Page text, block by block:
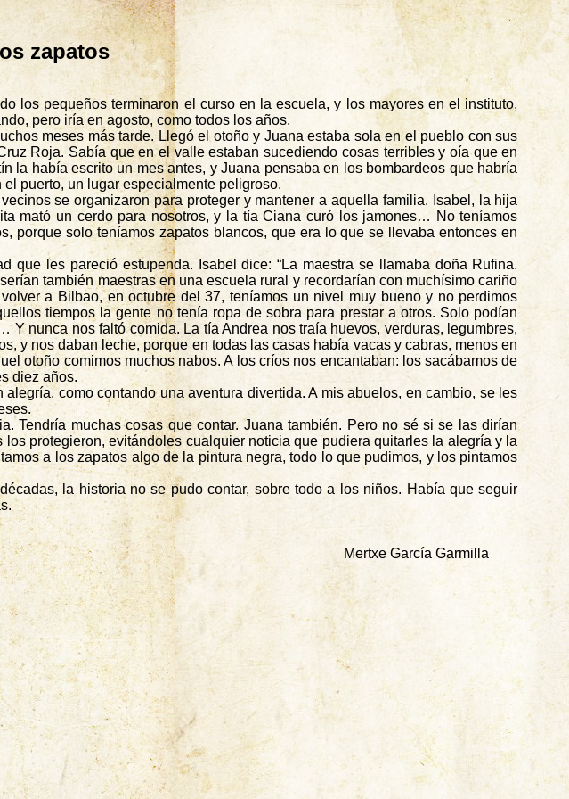
zapatos
los pequeños terminaron el curso en la escuela, y los mayores en el instituto,
pero iría en agosto, como todos los años.
meses más tarde. Llegó el otoño y Juana estaba sola en el pueblo con sus
Roja. Sabía que en el valle estaban sucediendo cosas terribles y oía que en
la había escrito un mes antes, y Juana pensaba en los bombardeos que habría
puerto, un lugar especialmente peligroso.
se organizaron para proteger y mantener a aquella familia. Isabel, la hija
mató un cerdo para nosotros, y la tíaCiana curó los jamones… No teníamos
porque solo teníamos zapatos blancos, que era lo que se llevaba entonces en
que les pareció estupenda. Isabel dice: “La maestra se llamaba doña Rufina.
también maestras en una escuela rural y recordarían con muchísimo cariño
a Bilbao, en octubre del 37, teníamos un nivel muy bueno y no perdimos
tiempos la gente no tenía ropa de sobra para prestar a otros. Solo podían
Y nunca nos faltó comida. La tía Andrea nos traía huevos, verduras, legumbres,
y nos daban leche, porque en todas las casas había vacas y cabras, menos en
otoño comimos muchos nabos. A los críos nos encantaban: los sacábamos de
diez años.
como contando una aventura divertida. A mis abuelos, en cambio, se les
Tendría muchas cosas que contar. Juana también. Pero no sé si se las dirían
protegieron, evitándoles cualquier noticia que pudiera quitarles la alegría y la
a los zapatos algo de la pintura negra, todo lo que pudimos, y los pintamos
la historia no se pudo contar, sobre todo a los niños. Había que seguir
Mertxe GarcíaGarmilla